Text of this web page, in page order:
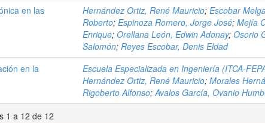
en las
Hernández Ortiz, René Mauricio; Escobar
Roberto; Espinoza Romero, Jorge José; Mejía
Enrique; Orellana León, Edwin Adonay; Osorio
Salomón; Reyes Escobar, Denis Eldad
en la
Escuela Especializada en Ingeniería (ITCA-
Hernández Ortiz, René Mauricio; Morales
Rigoberto Alfonso;Avalos García, Ovanio
1 a 12 de 12